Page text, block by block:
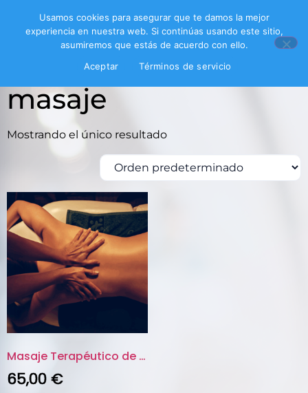
/ Productos etiquetados “masaje”
masaje
Mostrando el único resultado
Masaje Terapéutico de 60 min
65,00€
Usamos cookies para asegurar que te damos la mejor
experiencia en nuestra web. Si continúas usando este sitio,
asumiremos que estás de acuerdo con ello.
Aceptar
Términos de servicio